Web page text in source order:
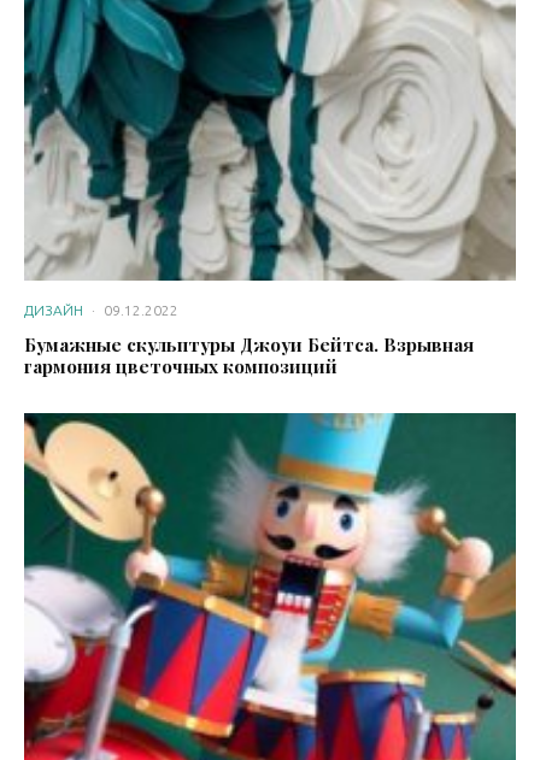
ДИЗАЙН · 09.12.2022
Бумажные скульптуры Джоуи Бейтса. Взрывная
гармония цветочных композиций